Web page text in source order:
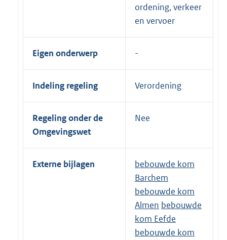
ordening, verkeer
en vervoer
Eigen onderwerp
Indeling regeling Verordening
Regeling onder de
Omgevingswet
Nee
Externe bijlagen
bebouwde kom
Barchem
bebouwde kom
Almen bebouwde
kom Eefde
bebouwde kom